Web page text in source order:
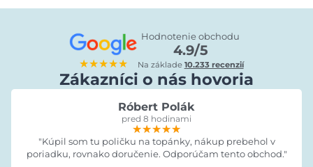
★★★★★
Hodnotenie obchodu
4.9/5
Na základe 10.233 recenzií
Zákazníci o nás hovoria
Róbert Polák
pred 8 hodinami
★★★★★
★★★★★
★★★★★
"Kúpil som tu poličku na topánky, nákup prebehol v
poriadku, rovnako doručenie. Odporúčam tento obchod."